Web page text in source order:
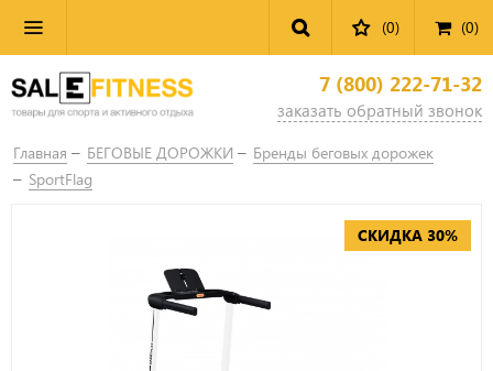
(0) (0)
7 (800) 222-71-32
заказать обратный звонок
Главная БЕГОВЫЕ ДОРОЖКИ
Бренды беговых дорожек
SportFlag
СКИДКА 30%